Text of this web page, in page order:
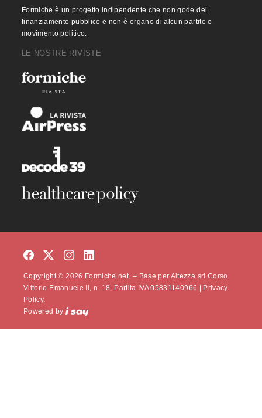
Formiche è un progetto indipendente che non gode del
finanziamento pubblico e non è organo di alcun partito o
movimento politico.
LE NOSTRE RIVISTE
Copyright © 2026 Formiche.net. – Base per Altezza srl Corso
Vittorio Emanuele II, n. 18, Partita IVA 05831140966 | Privacy
Policy.
Powered by